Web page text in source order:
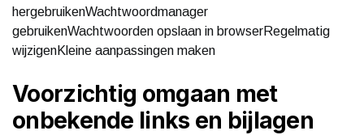
hergebruikenWachtwoordmanager
gebruikenWachtwoorden opslaan in browserRegelmatig
wijzigenKleine aanpassingen maken
Voorzichtig omgaan met
onbekende links en bijlagen